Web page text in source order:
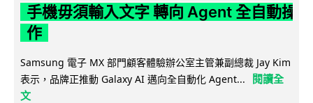
手機毋須輸入文字 轉向 Agent 全自動操
作
Samsung 電子 MX 部門顧客體驗辦公室主管兼副總裁 Jay Kim
表示，品牌正推動 Galaxy AI 邁向全自動化 Agent...
閱讀全
文